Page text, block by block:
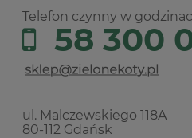
Telefon czynny w
58 300
ul. Malczewskiego 118A
80-112 Gdańsk